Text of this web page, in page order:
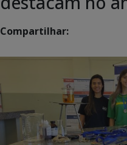
Compartilhar: